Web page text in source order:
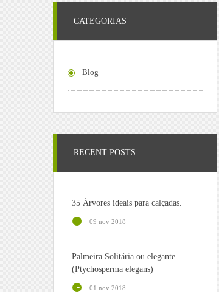
CATEGORIAS
Blog
RECENT POSTS
35 Árvores ideais para calçadas.
09 nov 2018
Palmeira Solitária ou elegante
(Ptychosperma elegans)
01 nov 2018